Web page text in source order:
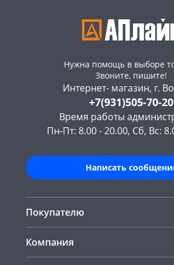
Нужна помощь в выборе
Звоните, пишите!
Интернет- магазин, г.
+7(931)505-70-20
Время работы
Пн-Пт: 8.00 - 20.00, Сб, Вс:
Написать
Покупателю
Компания